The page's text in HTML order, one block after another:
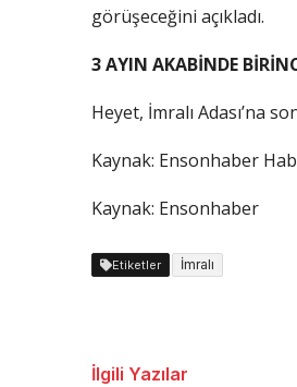
görüşeceğini açıkladı.
3 AYIN AKABİNDE
Heyet, İmralı Adası’na
Kaynak: Ensonhaber
Kaynak: Ensonhaber
Etiketler İmralı
İlgili Yazılar